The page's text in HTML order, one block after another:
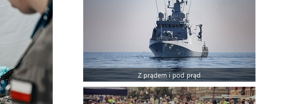
Z prądem i pod prąd